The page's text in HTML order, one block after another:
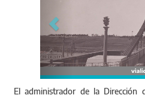
El administrador de la Dirección